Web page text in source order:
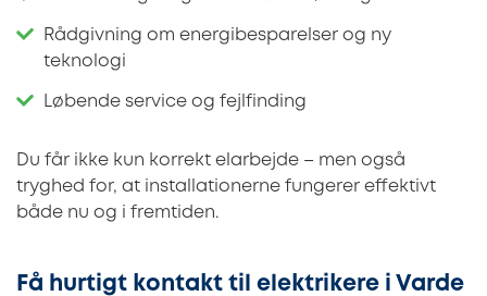
Rådgivning om energibesparelser og ny
teknologi
Løbende service og fejlfinding
Du får ikke kun korrekt elarbejde – men også
tryghed for, at installationerne fungerer effektivt
både nu og i fremtiden.
Få hurtigt kontakt til elektrikere i Varde